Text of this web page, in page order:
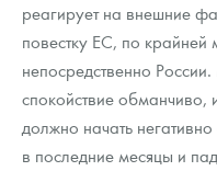
реагирует на внешние
повестку ЕС, по крайней
непосредственно
спокойствие обманчиво,
должно начать
в последние месяцы и